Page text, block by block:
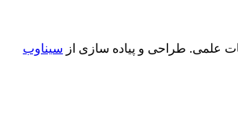
علمی. طراحی و پیاده سازی از سیناوب